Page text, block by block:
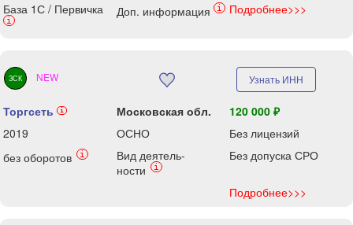
База 1С / Первичка
i
Доп. информация i Подробнее>>>
ЗСК NEW Узнать ИНН
Торгсеть i Московская обл.
120 000 ₽
2019
ОСНО
Без лицензий
без оборотов
i
Вид деятель-
ности
i
Без допуска СРО
Подробнее>>>